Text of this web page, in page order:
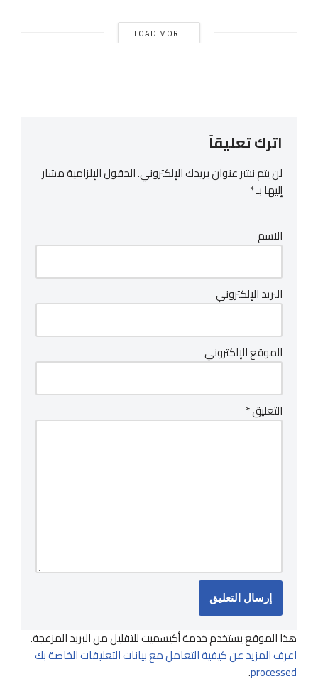
LOAD MORE
اترك تعليقاً
لن يتم نشر عنوان بريدك الإلكتروني.الحقول الإلزامية مشار
إليها بـ*
الاسم
البريد الإلكتروني
الموقع الإلكتروني
التعليق*
هذا الموقع يستخدم خدمة أكيسميت للتقليل من البريد المزعجة.
اعرف المزيد عن كيفية التعامل مع بيانات التعليقات الخاصة بك
processed
.